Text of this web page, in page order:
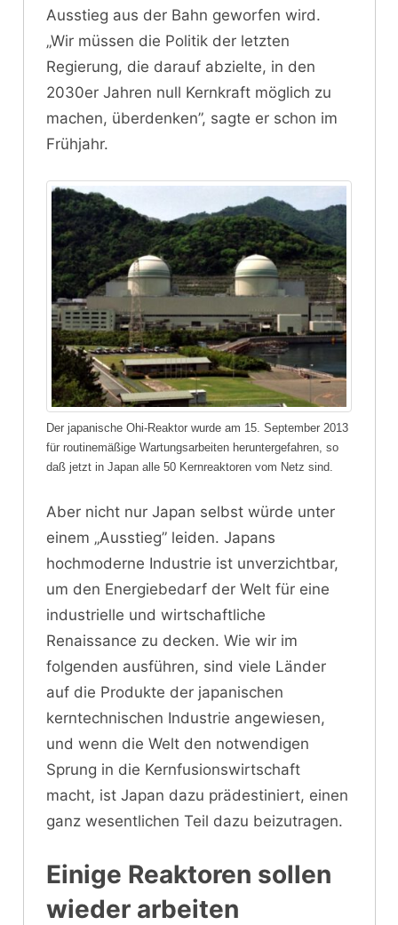
Ausstieg aus der Bahn geworfen wird.
„Wir müssen die Politik der letzten
Regierung, die darauf abzielte, in den
2030er Jahren null Kernkraft möglich zu
machen, überdenken”, sagte er schon im
Frühjahr.
Der japanische Ohi-Reaktor wurde am 15. September 2013
für routinemäßige Wartungsarbeiten heruntergefahren, so
daß jetzt in Japan alle 50 Kernreaktoren vom Netz sind.
Aber nicht nur Japan selbst würde unter
einem „Ausstieg” leiden. Japans
hochmoderne Industrie ist unverzichtbar,
um den Energiebedarf der Welt für eine
industrielle und wirtschaftliche
Renaissance zu decken. Wie wir im
folgenden ausführen, sind viele Länder
auf die Produkte der japanischen
kerntechnischen Industrie angewiesen,
und wenn die Welt den notwendigen
Sprung in die Kernfusionswirtschaft
macht, ist Japan dazu prädestiniert, einen
ganz wesentlichen Teil dazu beizutragen.
Einige Reaktoren sollen
wieder arbeiten